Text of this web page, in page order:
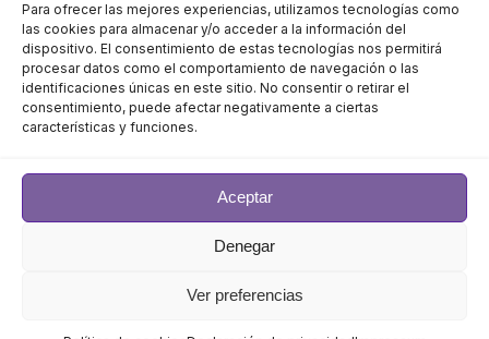
Para ofrecer las mejores experiencias, utilizamos tecnologías como
las cookies para almacenar y/o acceder a la información del
dispositivo. El consentimiento de estas tecnologías nos permitirá
procesar datos como el comportamiento de navegación o las
identificaciones únicas en este sitio. No consentir o retirar el
consentimiento, puede afectar negativamente a ciertas
características y funciones.
Aceptar
Denegar
Ver preferencias
Febrero 18, 2026
Imagina que tu empresa acaba de invertir medio
millón en el firewall más potente del mercado. El
sistema está blindado,